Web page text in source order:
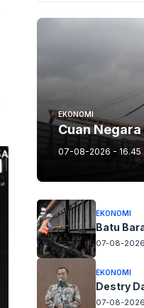
EKONOMI
Cuan
07-08-2026 - 16.45
EKONOMI
Batu
07-08-
EKONOMI
Destry
07-08-2026